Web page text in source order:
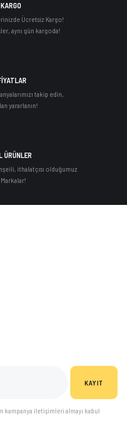
Ücretsiz Kargo!
aynı gün kargoda!
takip edin,
yararlanın!
ÜRÜNLER
ithalatçısı olduğumuz
KAYIT
iletişimleri almayı kabul